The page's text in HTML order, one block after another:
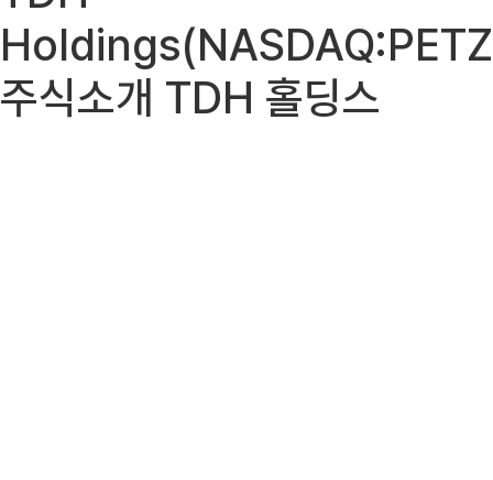
주식소개 TDH 홀딩스